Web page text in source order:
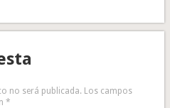
no será publicada. Los campos
*